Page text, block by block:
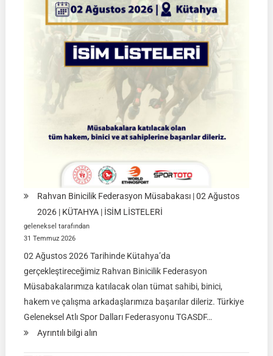
Final
Müsabakaları
|
08-
09
2026
İSTANBUL
Rahvan Binicilik Federasyon Müsabakası | 02 Ağustos
2026 | KÜTAHYA | İSİM LİSTELERİ
geleneksel tarafından
31 Temmuz 2026
02 Ağustos 2026 Tarihinde Kütahya’da
gerçekleştireceğimiz Rahvan Binicilik Federasyon
Müsabakalarımıza katılacak olan tümat sahibi, binici,
hakem ve çalışma arkadaşlarımıza başarılar dileriz. Türkiye
Geleneksel Atlı Spor Dalları Federasyonu TGASDF…
Ayrıntılı bilgi alın: